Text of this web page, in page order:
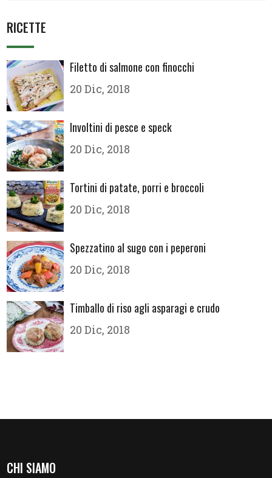
RICETTE
Filetto di salmone con finocchi
20 Dic, 2018
Involtini di pesce e speck
20 Dic, 2018
Tortini di patate, porri e broccoli
20 Dic, 2018
Spezzatino al sugo con i peperoni
20 Dic, 2018
Timballo di riso agli asparagi e crudo
20 Dic, 2018
CHI SIAMO